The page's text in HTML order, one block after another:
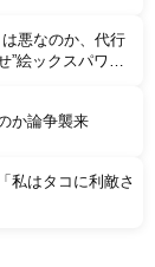
悪なのか、代行
”絵ックスパワ
か論争襲来
私はタコに利敵さ